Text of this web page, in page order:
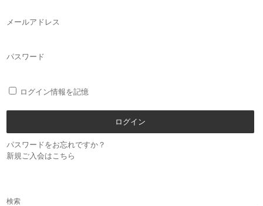
メールアドレス
パスワード
ログイン情報を記憶
パスワードをお忘れですか？
新規ご入会はこちら
検索